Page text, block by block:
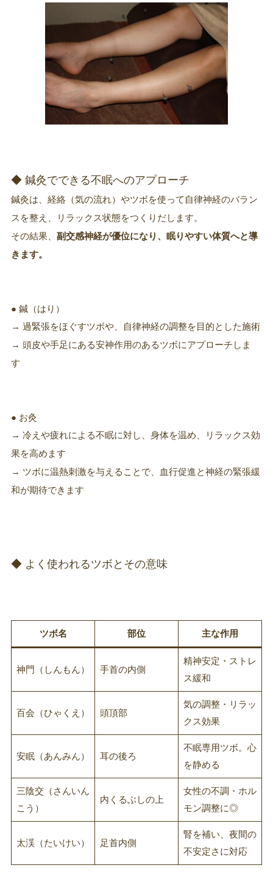
◆ 鍼灸でできる不眠へのアプローチ
鍼灸は、経絡（気の流れ）やツボを使って自律神経のバラン
スを整え、リラックス状態をつくりだします。
その結果、 副交感神経が優位になり、眠りやすい体質へと導
きます。
● 鍼（はり）
→ 過緊張をほぐすツボや、自律神経の調整を目的とした施術
→ 頭皮や手足にある安神作用のあるツボにアプローチしま
す
● お灸
→ 冷えや疲れによる不眠に対し、身体を温め、リラックス効
果を高めます
→ ツボに温熱刺激を与えることで、血行促進と神経の緊張緩
和が期待できます
◆ よく使われるツボとその意味
ツボ名 部位 主な作用
神門（しんもん） 手首の内側
精神安定・ストレ
ス緩和
百会（ひゃくえ） 頭頂部
気の調整・リラッ
クス効果
安眠（あんみん） 耳の後ろ
不眠専用ツボ。心
を静める
三陰交（さんいん
こう）
内くるぶしの上
女性の不調・ホル
モン調整に◎
太渓（たいけい） 足首内側
腎を補い、夜間の
不安定さに対応